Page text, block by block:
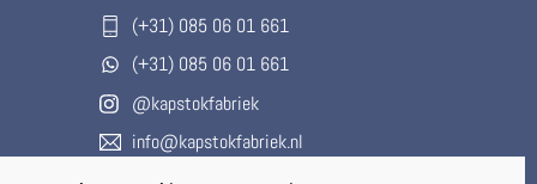
(+31) 085 06 01 661
(+31) 085 06 01 661
@kapstokfabriek
info@kapstokfabriek.nl